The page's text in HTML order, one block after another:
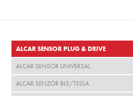
ALCAR SENSOR PLUG & DRIVE
ALCAR SENSOR UNIVERSAL
ALCAR SENZOR BLE/TESLA